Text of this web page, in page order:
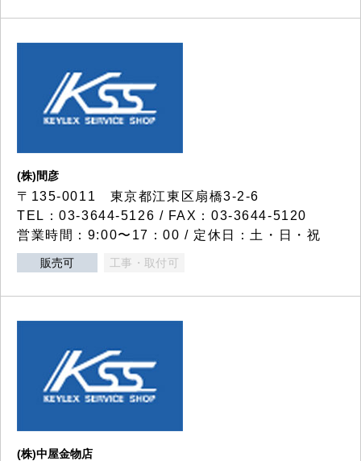
(株)間彦
〒135-0011 東京都江東区扇橋3-2-6
TEL：03-3644-5126 / FAX：03-3644-5120
営業時間：9:00〜17：00 / 定休日：土・日・祝
販売可 工事・取付可
(株)中屋金物店